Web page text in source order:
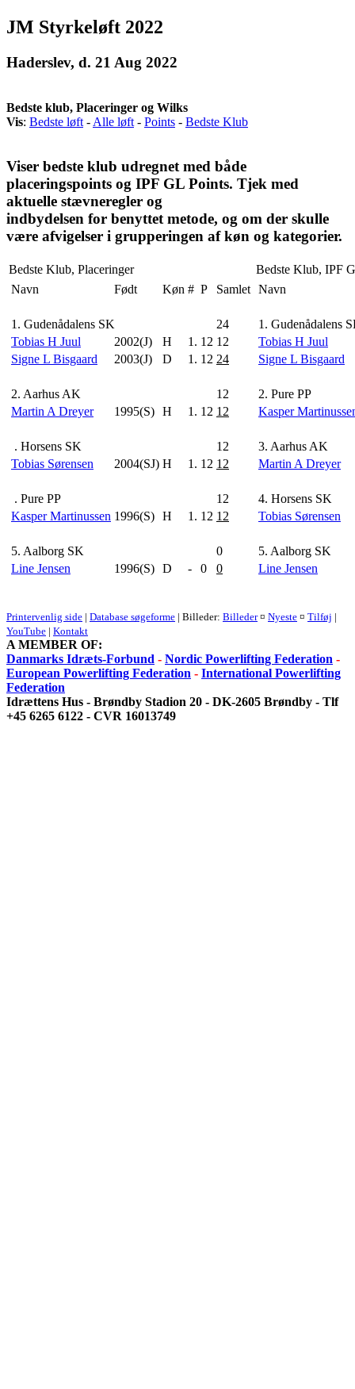
JM Styrkeløft 2022
Haderslev, d. 21 Aug 2022
Bedste klub, Placeringer og Wilks
Vis: Bedste løft - Alle løft - Points - Bedste Klub
Viser bedste klub udregnet med både
placeringspoints og IPF GL Points. Tjek med
aktuelle stævneregler og
indbydelsen for benyttet metode, og om der skulle
være afvigelser i grupperingen af køn og kategorier.
Bedste Klub, Placeringer
Bedste Klub, IPF
Navn
Født Køn # P Samlet
1. Gudenådalens SK
24
Tobias H Juul
2002(J) H 1. 12 12
Signe L Bisgaard
2003(J) D 1. 12 24
2. Aarhus AK
12
Martin A Dreyer
1995(S) H 1. 12 12
. Horsens SK
12
Tobias Sørensen
2004(SJ) H 1. 12 12
. Pure PP
12
Kasper Martinussen 1996(S) H 1. 12 12
5. Aalborg SK
0
Line Jensen
1996(S) D - 0 0
Navn
1. Gudenådalens
Tobias H Juul
Signe L Bisgaard
2. Pure PP
Kasper
3. Aarhus AK
Martin A Dreyer
4. Horsens SK
Tobias Sørensen
5. Aalborg SK
Line Jensen
Printervenlig side | Database søgeforme | Billeder: Billeder¤ Nyeste ¤ Tilføj |
YouTube | Kontakt
A MEMBER OF:
Danmarks Idræts-Forbund - Nordic Powerlifting Federation -
European Powerlifting Federation - International Powerlifting
Federation
Idrættens Hus - Brøndby Stadion 20 - DK-2605 Brøndby - Tlf
+45 6265 6122 - CVR 16013749